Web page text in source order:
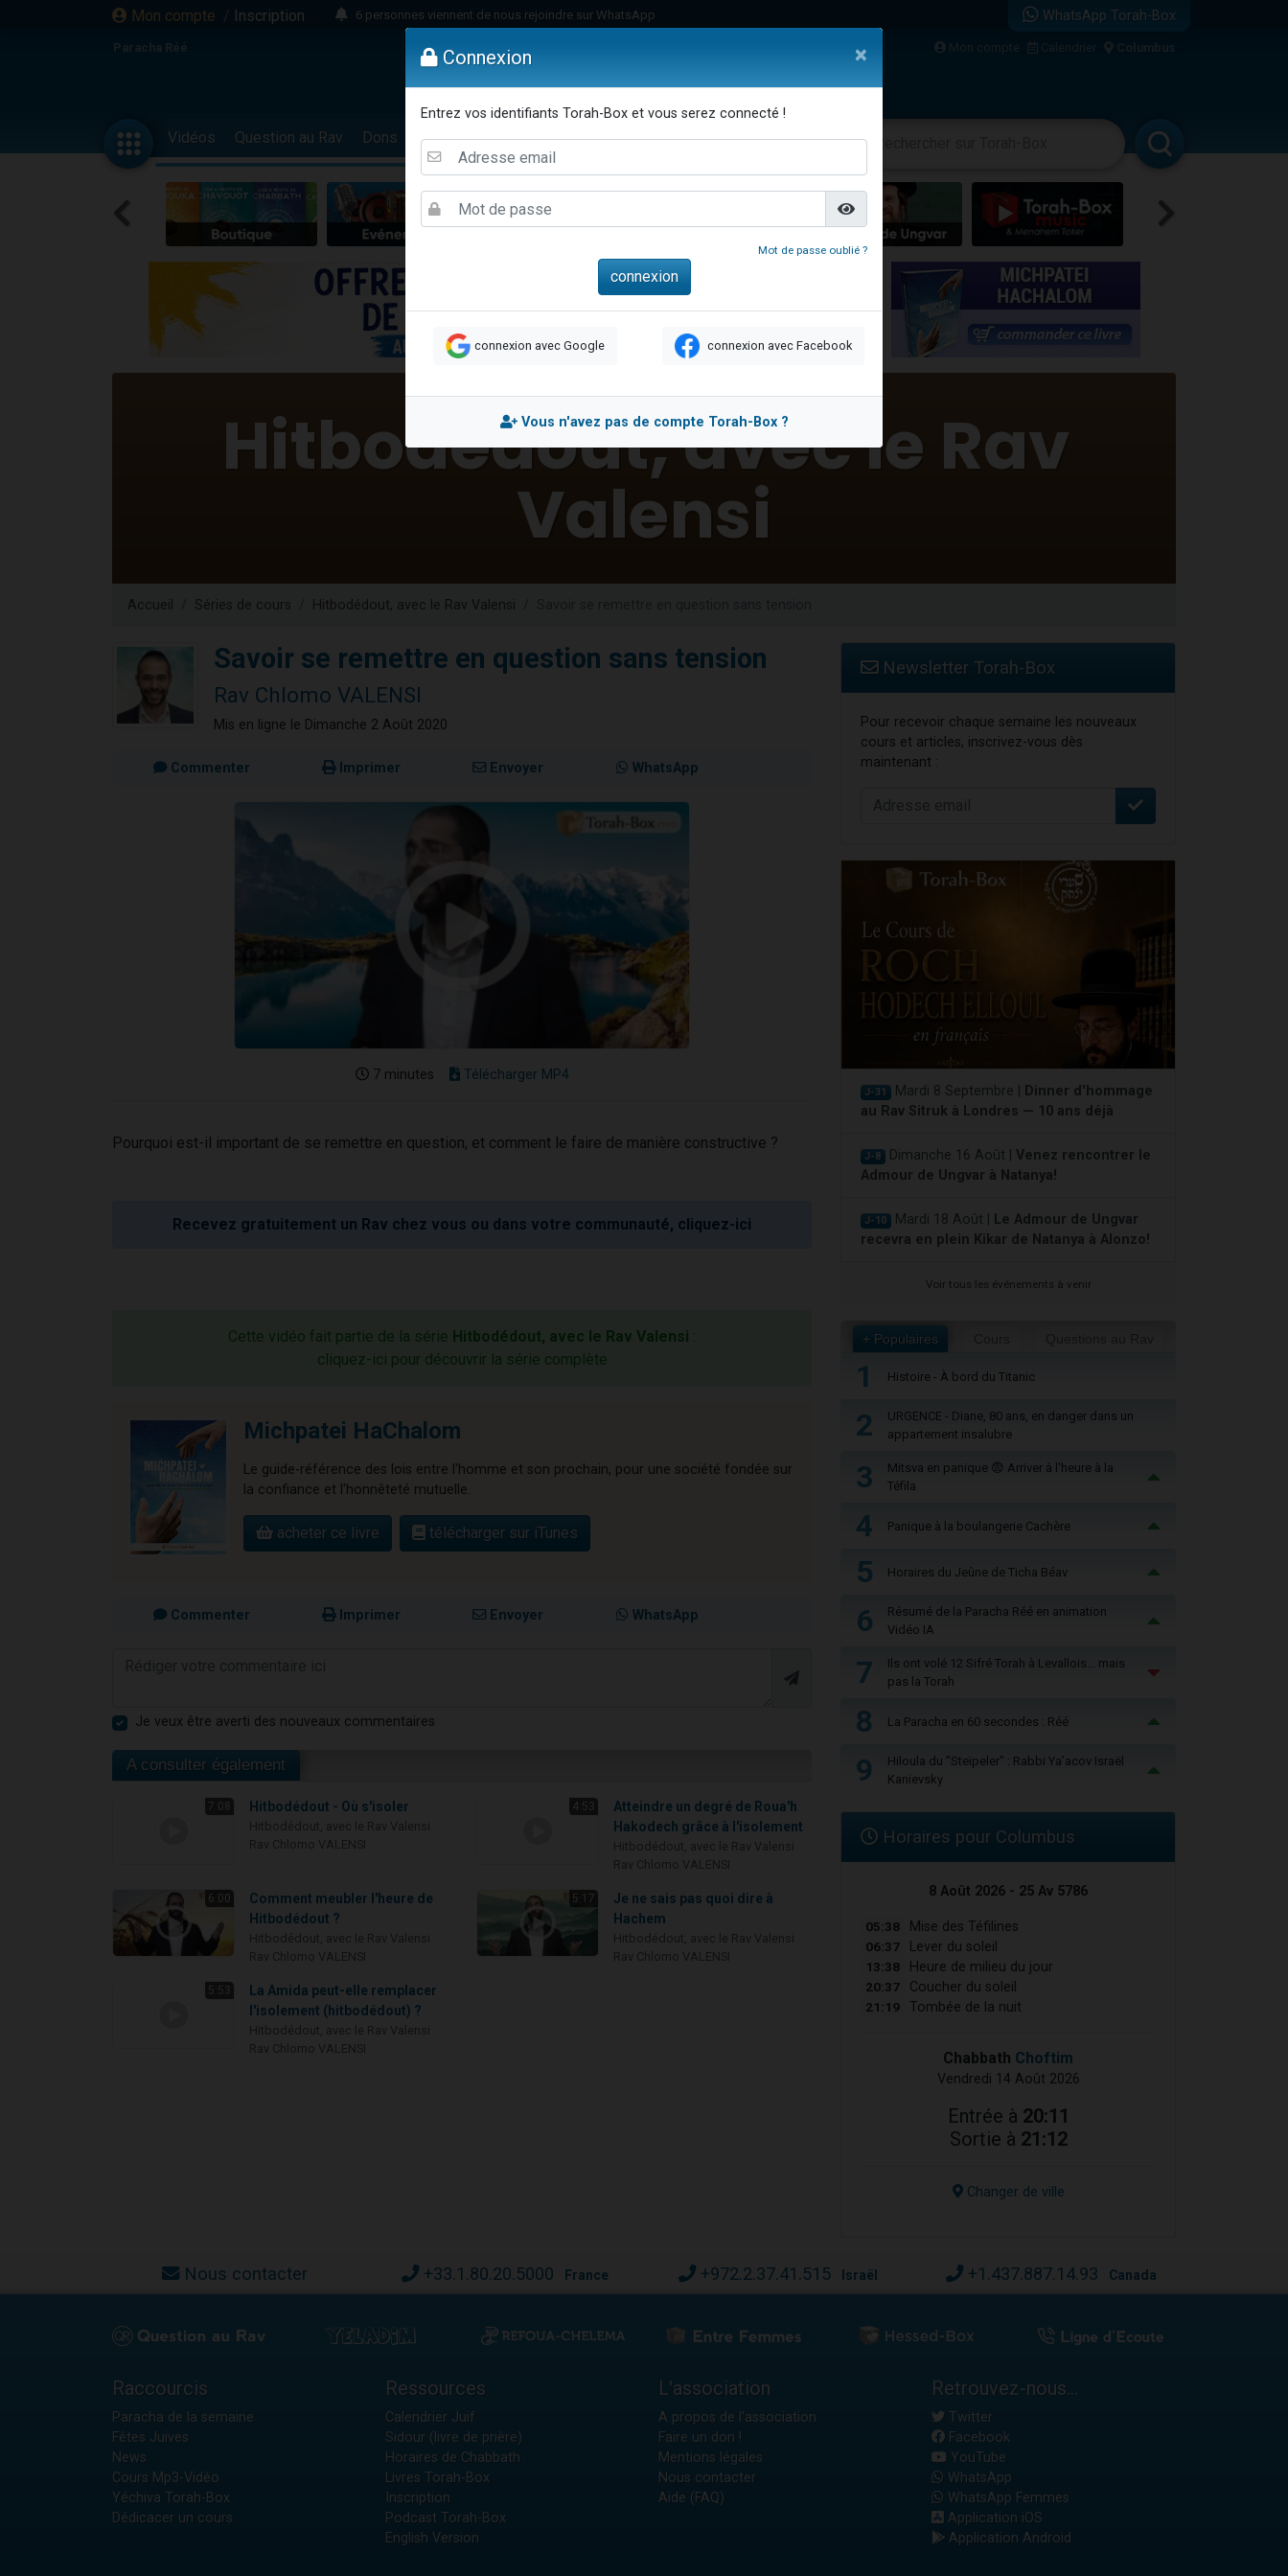
Mon compte / Inscription
6 personnes viennent de nous rejoindre sur WhatsApp
4 personnes viennent de faire un don pour Reloger Rivka, 6 enfants, victime de violences...
4 personnes viennent de nous rejoindre sur WhatsApp
Il reste 49 places pour étudier en groupe sur Zoom
23 personnes viennent de faire un don pour Diane, 80 ans, dans un appartement insalubre
Eva vient de donner son Maasser
4 personnes viennent de nous rejoindre sur WhatsApp
3 personnes viennent de nous rejoindre sur WhatsApp
3 personnes viennent de faire un don pour 5 jours de vacances aux Orphelins
Odaya vient de donner son Maasser
13 personnes viennent de demander une bénédiction
30 personnes viennent de faire un don pour Sauvez la jambe de Yohan
Il reste 49 places pour étudier en groupe sur Zoom
3 personnes viennent de nous rejoindre sur WhatsApp
2 personnes viennent de nous rejoindre sur WhatsApp
WhatsApp Torah-Box
Paracha Réé Mon compte Calendrier Columbus
Vidéos Question au Rav Dons Femmes Enfants Etude sur Texte Musique Paracha Divertissements
Accueil Séries de cours Hitbodédout, avec le Rav Valensi
Savoir se remettre en question sans tension
Rav Chlomo VALENSI
Mis en ligne le Dimanche 2 Août 2020
Commenter Imprimer Envoyer WhatsApp
7 minutes Télécharger MP4
Pourquoi est-il important de se remettre en question, et comment le faire de manière constructive ?
Recevez gratuitement un Rav chez vous ou dans votre communauté, cliquez-ici
Cette vidéo fait partie de la série Hitbodédout, avec le Rav Valensi :
cliquez-ici pour découvrir la série complète
Michpatei HaChalom
Le guide-référence des lois entre l'homme et son prochain, pour une société fondée sur
la confiance et l'honnêteté mutuelle.
acheter ce livre télécharger sur iTunes
Commenter Imprimer Envoyer WhatsApp
Je veux être averti des nouveaux commentaires
A consulter également
7:08 Hitbodédout - Où s'isoler 4:53
Atteindre un degré de Roua'h
Hakodech grâce à l'isolement
6:00
Comment meubler l'heure de
Hitbodédout ?
5:17
Je ne sais pas quoi dire à
Hachem
5:53
La Amida peut-elle remplacer
l'isolement (hitbodédout) ?
Newsletter Torah-Box
Pour recevoir chaque semaine les nouveaux
cours et articles, inscrivez-vous dès
maintenant :
J-31 Mardi 8 Septembre |
Dinner d'hommage
au Rav Sitruk à Londres — 10 ans déjà
J-8 Dimanche 16 Août | Venez rencontrer le
Admour de Ungvar à Natanya!
J-10 Mardi 18 Août |
Le Admour de Ungvar
recevra en plein Kikar de Natanya à Alonzo!
Voir tous les événements à venir
+ Populaires
1 Histoire - À bord du Titanic
2
URGENCE - Diane, 80 ans, en danger dans un
appartement insalubre
3
Mitsva en panique 😨 Arriver à l'heure à la
Téfila
4 Panique à la boulangerie Cachère
5 Horaires du Jeûne de Ticha Béav
6
Résumé de la Paracha Réé en animation
Vidéo IA
7
Ils ont volé 12 Sifré Torah à Levallois… mais
pas la Torah
8 La Paracha en 60 secondes : Réé
9
Hiloula du "Steïpeler" : Rabbi Ya’acov Israël
Kanievsky
Horaires pour Columbus
8 Août 2026 - 25 Av 5786
05:38 Mise des Téfilines
06:37 Lever du soleil
13:38 Heure de milieu du jour
20:37 Coucher du soleil
21:19 Tombée de la nuit
Chabbath Choftim
Vendredi 14 Août 2026
Entrée à 20:11
Sortie à 21:12
Changer de ville
Nous contacter +33.1.80.20.5000 France +972.2.37.41.515 Israël +1.437.887.14.93 Canada
Raccourcis
Paracha de la semaine
Fêtes Juives
News
Cours Mp3-Vidéo
Yéchiva Torah-Box
Dédicacer un cours
Ressources
Calendrier Juif
Sidour (livre de prière)
Horaires de Chabbath
Livres Torah-Box
Inscription
Podcast Torah-Box
English Version
L'association
A propos de l'association
Faire un don !
Mentions légales
Nous contacter
Aide (FAQ)
Retrouvez-nous...
Twitter
Facebook
YouTube
WhatsApp
WhatsApp Femmes
Application iOS
Application Android
Connexion ×
Entrez vos identifiants Torah-Box et vous serez connecté !
Mot de passe oublié ?
connexion avec Google connexion avec Facebook
Vous n'avez pas de compte Torah-Box ?